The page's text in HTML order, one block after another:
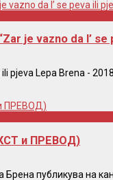
je vazno da l’
pjeva Lepa Brena -
и ПРЕВОД)
публикува на